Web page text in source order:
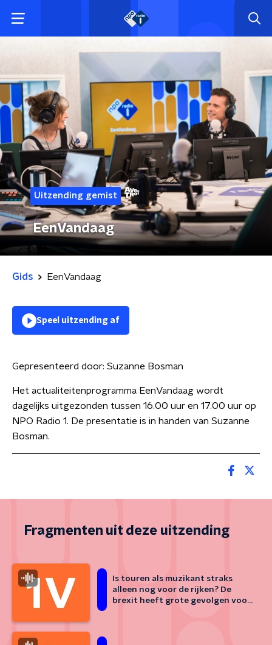
Uitzending gemist
EenVandaag
Gids EenVandaag
Speel uitzending af
Gepresenteerd door: Suzanne Bosman
Het actualiteitenprogramma EenVandaag wordt
dagelijks uitgezonden tussen 16.00 uur en 17.00 uur op
NPO Radio 1. De presentatie is in handen van Suzanne
Bosman.
Fragmenten uit deze uitzending
Is touren als muzikant straks
alleen nog voor de rijken? De
brexit heeft grote gevolgen voor